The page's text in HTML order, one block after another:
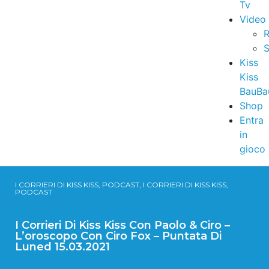
Tv
Video
Kiss
Kiss
Shop
Entra
in
gioco
I CORRIERI DI KISS KISS, PODCAST, I CORRIERI DI KISS KISS,
PODCAST
I Corrieri Di Kiss Kiss Con Paolo & Ciro –
L’oroscopo Con Ciro Fox – Puntata Di
Luned 15.03.2021